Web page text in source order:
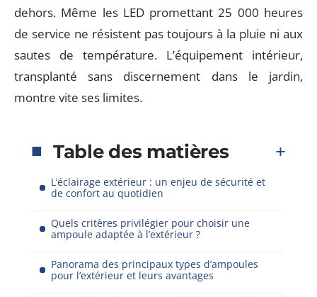
dehors. Même les LED promettant 25 000 heures
de service ne résistent pas toujours à la pluie ni aux
sautes de température. L’équipement intérieur,
transplanté sans discernement dans le jardin,
montre vite ses limites.
Table des matières
L’éclairage extérieur : un enjeu de sécurité et
de confort au quotidien
Quels critères privilégier pour choisir une
ampoule adaptée à l’extérieur ?
Panorama des principaux types d’ampoules
pour l’extérieur et leurs avantages